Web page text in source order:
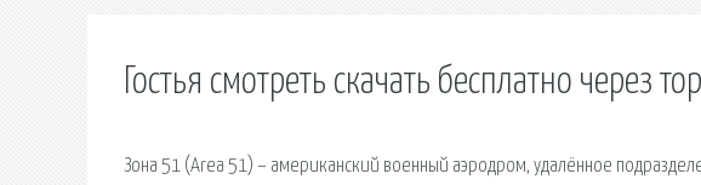
Гостья смотреть скачать бесплатно через
Зона 51 (Area 51) – американский военный аэродром, удалённое